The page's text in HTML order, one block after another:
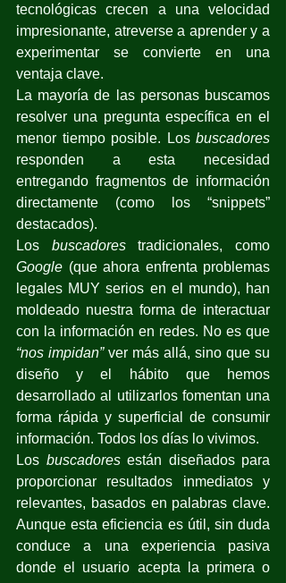
tecnológicas crecen a una velocidad
impresionante, atreverse a aprender y a
experimentar se convierte en una
ventaja clave.
La mayoría de las personas buscamos
resolver una pregunta específica en el
menor tiempo posible. Los buscadores
responden a esta necesidad
entregando fragmentos de información
directamente (como los “snippets”
destacados).
Los buscadores
Google (que ahora enfrenta problemas
legales MUY serios en el mundo), han
moldeado nuestra forma de interactuar
“nos impidan” ver más allá, sino que su
diseño y el hábito que hemos
desarrollado al utilizarlos fomentan una
forma rápida y superficial de consumir
información. Todos los días lo vivimos.
Los buscadores están diseñados para
proporcionar resultados inmediatos y
relevantes, basados en palabras clave.
Aunque esta eficiencia es útil, sin duda
conduce a una experiencia pasiva
donde el usuario acepta la primera o